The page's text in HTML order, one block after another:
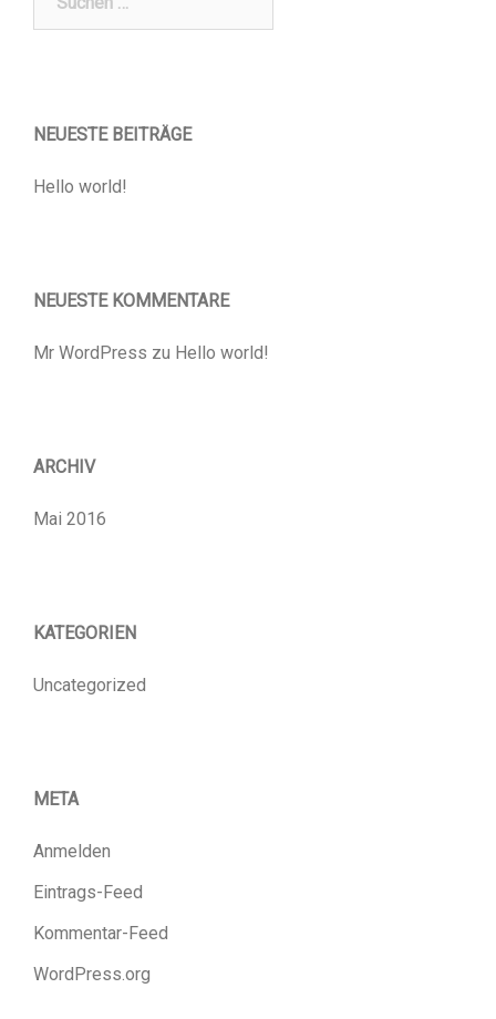
NEUESTE BEITRÄGE
Hello world!
NEUESTE KOMMENTARE
Mr WordPress zu Hello world!
ARCHIV
Mai 2016
KATEGORIEN
Uncategorized
META
Anmelden
Eintrags-Feed
Kommentar-Feed
WordPress.org